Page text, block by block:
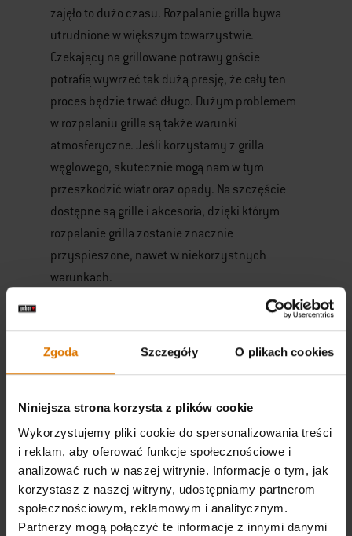
Zgoda Szczegóły O plikach cookies
Niniejsza strona korzysta z plików cookie
Wykorzystujemy pliki cookie do spersonalizowania treści
i reklam, aby oferować funkcje społecznościowe i
analizować ruch w naszej witrynie. Informacje o tym, jak
korzystasz z naszej witryny, udostępniamy partnerom
społecznościowym, reklamowym i analitycznym.
Partnerzy mogą połączyć te informacje z innymi danymi
zajęło to dużo czasu. Rozpalanie grilla bywa
utrudnione w większym towarzystwie.
Czekający na grillowane potrawy goście
potrafią wywrzeć tak dużą presję, że cały ten
proces będzie trwać długo. Dużym problemem
w rozpalaniu grilla są także warunki
atmosferyczne. Jeśli korzystamy z grilla
węglowego, skutecznie mogą nam w tym
przeszkodzić wiatr oraz opady. Na szczęście
dostępne są grille i akcesoria, dzięki którym
rozpalanie grilla zostanie znacznie
przyspieszone, nawet w niekorzystnych
warunkach.
Grille szybkie w
rozpalaniu i akcesoria
Webera
Najwięcej problemów w rozpalaniu sprawiają
grille węglowe. Nie oznacza to jednak, że należy
z nich zrezygnować. Na rynku działa wielu
producentów grillów węglowych oferujących